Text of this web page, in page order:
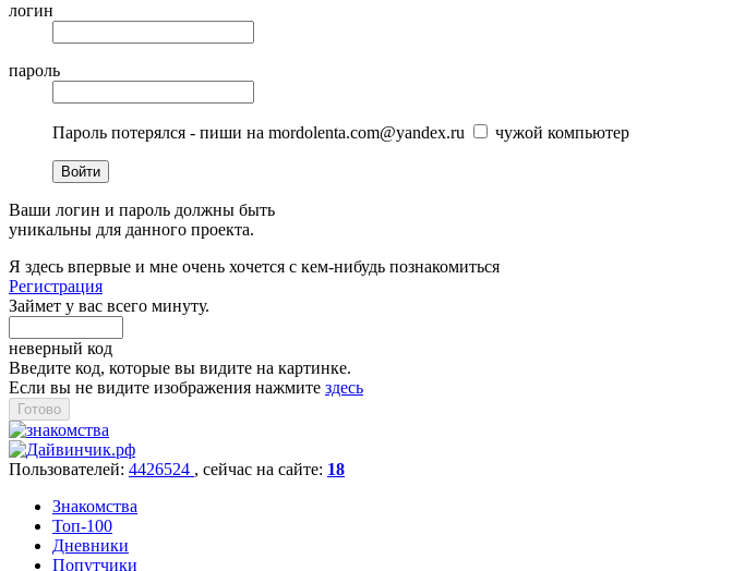
логин
пароль
Пароль потерялся - пиши на mordolenta.com@yandex.ru чужой компьютер
Войти
Ваши логин и пароль должны быть
уникальны для данного проекта.
Я здесь впервые и мне очень хочется с кем-нибудь познакомиться
Регистрация
Займет у вас всего минуту.
неверный код
Введите код, которые вы видите на картинке.
Если вы не видите изображения нажмите здесь
Пользователей: 4426524 , cейчас на сайте: 18
Знакомства
Топ-100
Дневники
Попутчики